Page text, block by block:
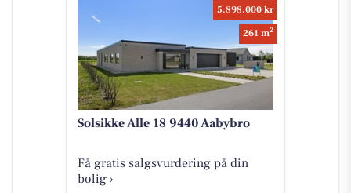
5.898.000 kr
261 m2
Solsikke Alle 18 9440 Aabybro
Få gratis salgsvurdering på din
bolig ›